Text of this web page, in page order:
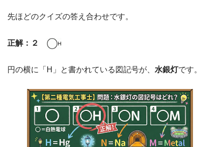
先ほどのクイズの答え合わせです。
正解：２
円の横に「H」と書かれている図記号が、 水銀灯です。